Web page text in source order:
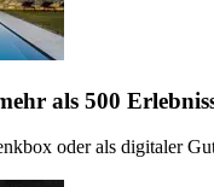
als 500
oder als digitaler